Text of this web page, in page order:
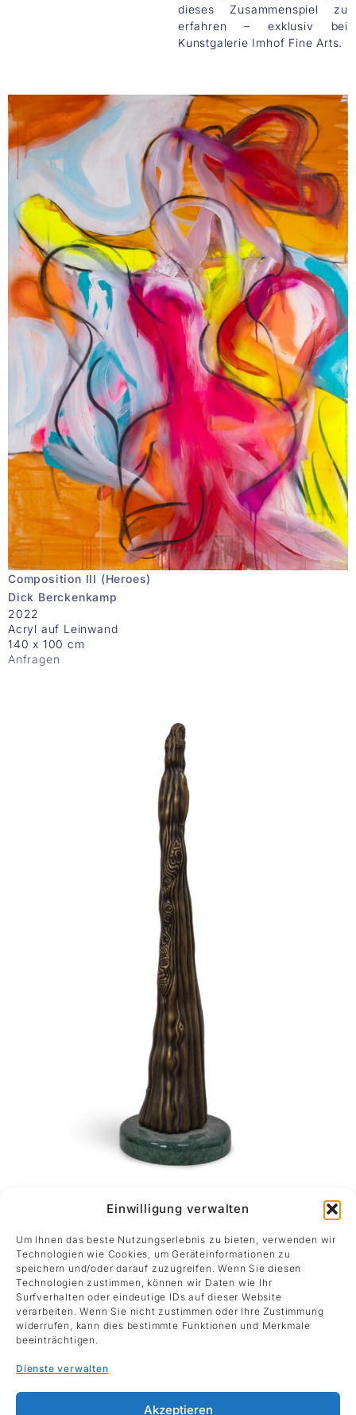
Einwilligung verwalten
Um Ihnen das beste Nutzungserlebnis zu bieten, verwenden wir
Technologien wie Cookies, um Geräteinformationen zu
speichern und/oder darauf zuzugreifen. Wenn Sie diesen
Technologien zustimmen, können wir Daten wie Ihr
Surfverhalten oder eindeutige IDs auf dieser Website
verarbeiten. Wenn Sie nicht zustimmen oder Ihre Zustimmung
widerrufen, kann dies bestimmte Funktionen und Merkmale
beeinträchtigen.
Dienste verwalten
Akzeptieren
dieses Zusammenspiel zu
erfahren – exklusiv bei
Kunstgalerie Imhof Fine Arts.
Composition III (Heroes)
Dick Berckenkamp
2022
Acryl auf Leinwand
140 x 100 cm
Anfragen
Bronze auf Steinsockel
58 x 14 cm
Anfragen